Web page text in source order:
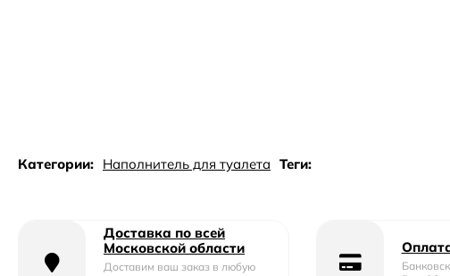
Категории: Наполнитель для туалета Теги:
Доставка по всей
Московской области
Доставим ваш заказ в любую